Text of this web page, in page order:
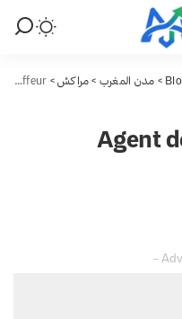
> مدن المغرب > مراكش>
Agent de Lavage/chauffeur
Agent